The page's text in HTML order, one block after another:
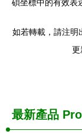
碩坐標中的有效表
如若轉載，請注明
更
最新產品